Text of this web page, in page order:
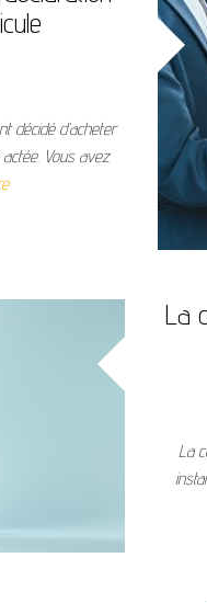
décidé d’acheter
Vous avez
La
La